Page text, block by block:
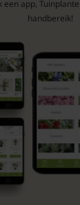
een app,
handbereik!